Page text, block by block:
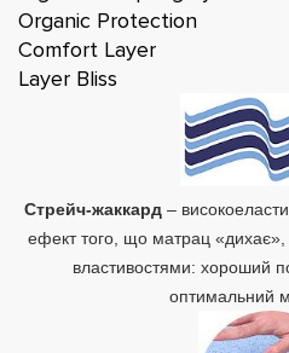
Organic Protection
Comfort Layer
Layer Bliss
Стрейч-жаккард–
ефект того, що матрац «дихає»,
властивостями: хороший
оптимальний